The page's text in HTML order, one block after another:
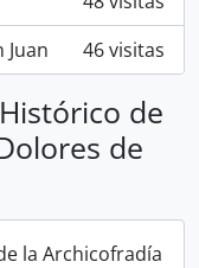
46 visitas
de
de
la Archicofradía